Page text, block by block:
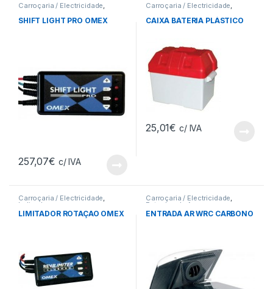
Carroçaria / Electricidade,
Indicadores
SHIFT LIGHT PRO OMEX
257,07€ c/ IVA
Carroçaria / Electricidade,
Baterias
CAIXA BATERIA PLÁSTICO
25,01€ c/ IVA
Carroçaria / Electricidade,
Indicadores
LIMITADOR ROTAÇAO OMEX
Carroçaria / Electricidade,
Entradas de Ar
ENTRADA AR WRC CARBONO